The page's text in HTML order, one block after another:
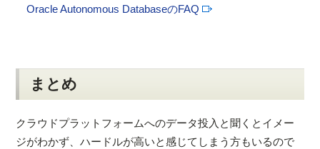
Oracle Autonomous DatabaseのFAQ
まとめ
クラウドプラットフォームへのデータ投入と聞くとイメー
ジがわかず、ハードルが高いと感じてしまう方もいるので